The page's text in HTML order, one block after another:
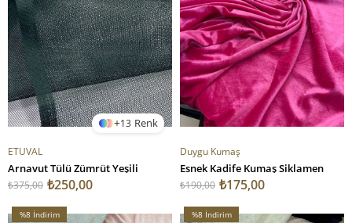
13
ETUVAL
Arnavut Tülü Zümrüt Yeşili
₺250,00
₺375,00
Duygu Kumaş
Esnek Kadife Kumaş Siklamen
₺175,00
₺190,00
%8 İndirim
%8 İndirim